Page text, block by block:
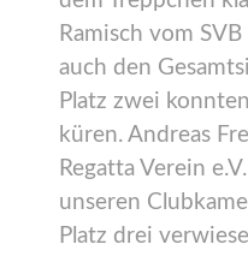
Ramisch vom
auch den
Platz zwei
küren. Andreas
Regatta Verein
unseren
Platz drei